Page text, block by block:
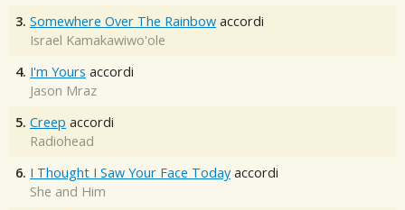
3. Somewhere Over The Rainbow accordi
Israel Kamakawiwo'ole
4. I'm Yours accordi
Jason Mraz
5. Creep accordi
Radiohead
6. I Thought I Saw Your Face Today accordi
She and Him